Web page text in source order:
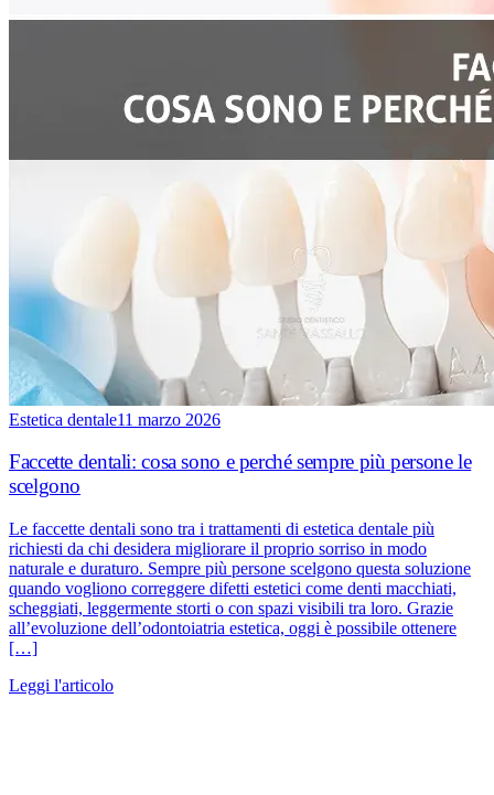
Estetica dentale11 marzo 2026
Faccette dentali: cosa sono e perché sempre più persone le
scelgono
Le faccette dentali sono tra i trattamenti di estetica dentale più
richiesti da chi desidera migliorare il proprio sorriso in modo
naturale e duraturo. Sempre più persone scelgono questa soluzione
quando vogliono correggere difetti estetici come denti macchiati,
scheggiati, leggermente storti o con spazi visibili tra loro. Grazie
all’evoluzione dell’odontoiatria estetica, oggi è possibile ottenere
[…]
Leggi l'articolo